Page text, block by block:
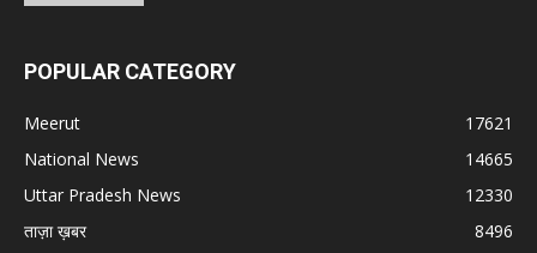
POPULAR CATEGORY
Meerut
17621
National News
14665
Uttar Pradesh News
12330
ताज़ा ख़बर
8496